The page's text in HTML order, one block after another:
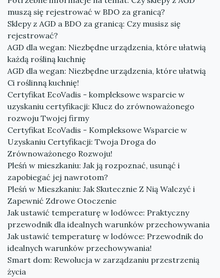
muszą się rejestrować w BDO za granicą?
Sklepy z AGD a BDO za granicą: Czy musisz się
rejestrować?
AGD dla wegan: Niezbędne urządzenia, które ułatwią
każdą rośliną kuchnię
AGD dla wegan: Niezbędne urządzenia, które ułatwią
Ci roślinną kuchnię!
Certyfikat EcoVadis - kompleksowe wsparcie w
uzyskaniu certyfikacji: Klucz do zrównoważonego
rozwoju Twojej firmy
Certyfikat EcoVadis - Kompleksowe Wsparcie w
Uzyskaniu Certyfikacji: Twoja Droga do
Zrównoważonego Rozwoju!
Pleśń w mieszkaniu: Jak ją rozpoznać, usunąć i
zapobiegać jej nawrotom?
Pleśń w Mieszkaniu: Jak Skutecznie Z Nią Walczyć i
Zapewnić Zdrowe Otoczenie
Jak ustawić temperaturę w lodówce: Praktyczny
przewodnik dla idealnych warunków przechowywania
Jak ustawić temperaturę w lodówce: Przewodnik do
idealnych warunków przechowywania!
Smart dom: Rewolucja w zarządzaniu przestrzenią
życia